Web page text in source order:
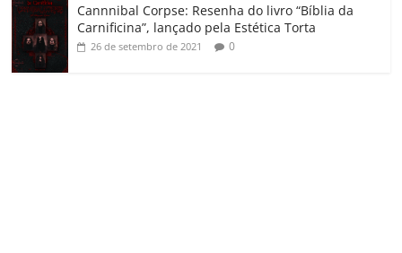
Cannnibal Corpse: Resenha do livro “Bíblia da
Carnificina”, lançado pela Estética Torta
26 de setembro de 2021 0